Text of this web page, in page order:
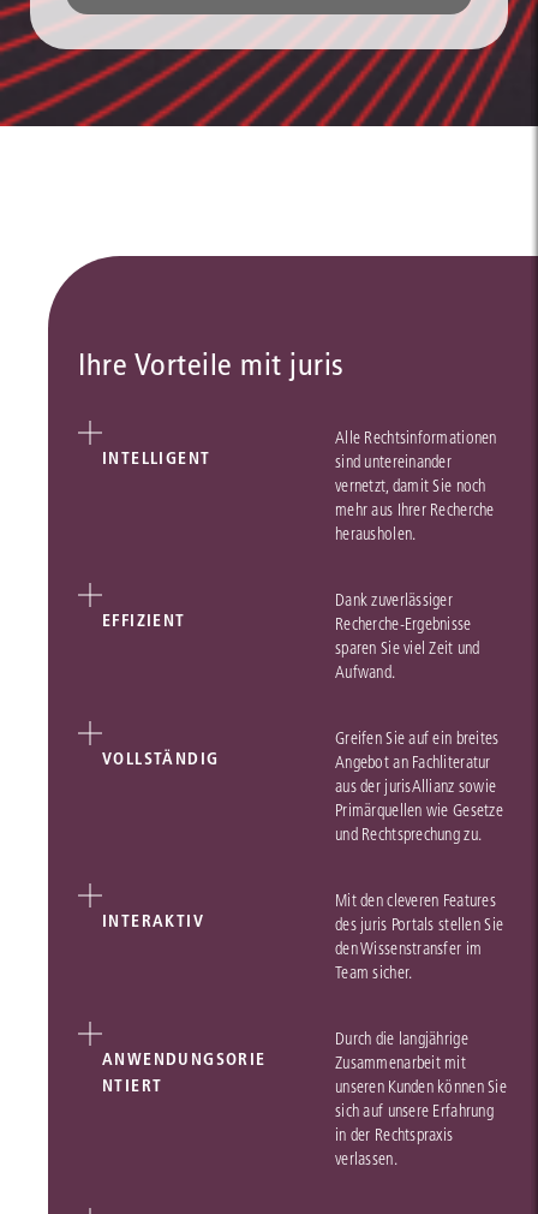
Ihre Vorteile mit juris
INTELLIGENT
Alle Rechtsinformationen
sind untereinander
vernetzt, damit Sie noch
mehr aus Ihrer Recherche
herausholen.
EFFIZIENT
Dank zuverlässiger
Recherche-Ergebnisse
sparen Sie viel Zeit und
Aufwand.
VOLLSTÄNDIG
Greifen Sie auf ein breites
Angebot an Fachliteratur
aus der jurisAllianz sowie
Primärquellen wie Gesetze
und Rechtsprechung zu.
INTERAKTIV
Mit den cleveren Features
des juris Portals stellen Sie
den Wissenstransfer im
Team sicher.
ANWENDUNGSORIE
NTIERT
Durch die langjährige
Zusammenarbeit mit
unseren Kunden können Sie
sich auf unsere Erfahrung
in der Rechtspraxis
verlassen.